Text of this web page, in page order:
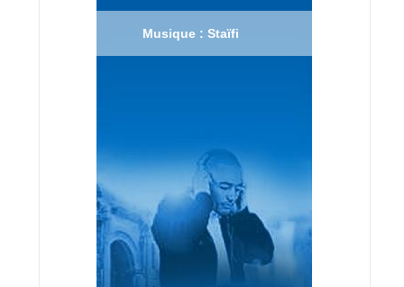
Musique : Staïfi